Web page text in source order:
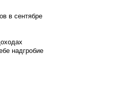
в сентябре
надгробие